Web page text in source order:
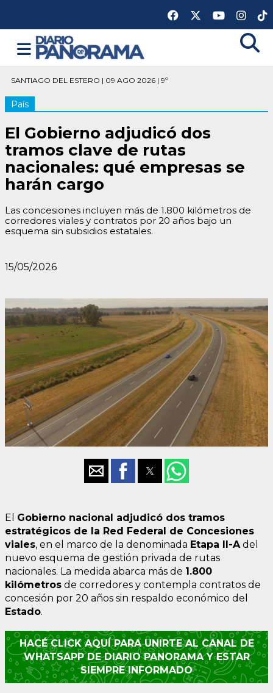
SANTIAGO DEL ESTERO | 09 AGO 2026 | 9º
País
El Gobierno adjudicó dos
tramos clave de rutas
nacionales: qué empresas se
harán cargo
Las concesiones incluyen más de 1.800 kilómetros de
corredores viales y contratos por 20 años bajo un
esquema sin subsidios estatales.
15/05/2026
El Gobierno nacional adjudicó dos tramos
estratégicos de la Red Federal de Concesiones
viales, en el marco de la denominada Etapa II-A del
nuevo esquema de gestión privada de rutas
nacionales. La medida abarca más de 1.800
kilómetros de corredores y contempla contratos de
concesión por 20 años sin respaldo económico del
Estado.
HACÉ CLICK AQUÍ PARA UNIRTE AL CANAL DE
WHATSAPP DE DIARIO PANORAMA Y ESTAR
SIEMPRE INFORMADO